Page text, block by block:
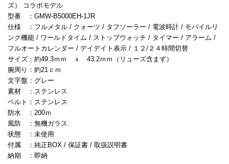
ズ） コラボモデル
型番 ：GMW-B5000EH-1JR
仕様 ：フルメタル / クォーツ / タフソーラー / 電波時計 / モバイルリ
ンク機能 / ワールドタイム / ストップウォッチ / タイマー / アラーム /
フルオートカレンダー / デイデイト表示 / １２/２４時間切替
サイズ：約49.3ｍｍ ｘ 43.2ｍｍ（リューズ含まず）
腕周り：約21ｃｍ
文字盤：グレー
素材 ：ステンレス
ベルト：ステンレス
防水 ：200ｍ
風防 ：無機ガラス
状態 ：未使用
付属 ：純正BOX / 保証書 / 取扱説明書
納期 ：即納